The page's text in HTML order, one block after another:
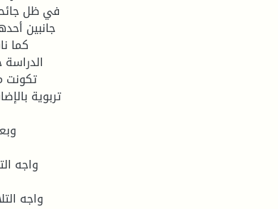
في ظل
جانبين
كما